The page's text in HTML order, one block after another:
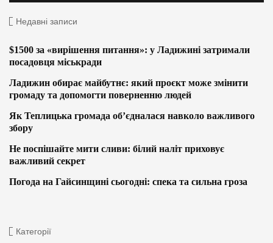
Недавні записи
$1500 за «вирішення питання»: у Ладижині затримали
посадовця міськради
Ладижин обирає майбутнє: який проєкт може змінити
громаду та допомогти поверненню людей
Як Теплицька громада об’єдналася навколо важливого
збору
Не поспішайте мити сливи: білий наліт приховує
важливий секрет
Погода на Гайсинщині сьогодні: спека та сильна гроза
Категорії